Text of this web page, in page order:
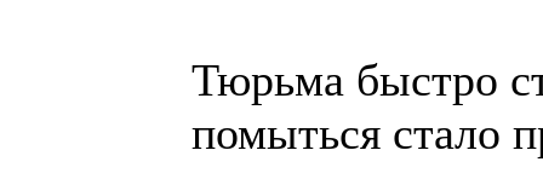
Тюрьма быстро
помыться стало